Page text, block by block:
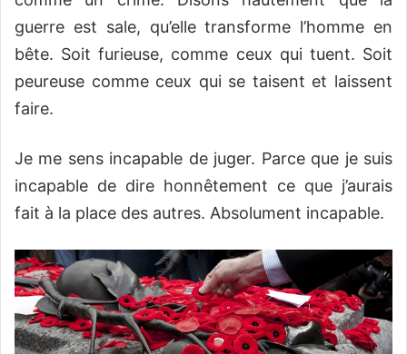
guerre est sale, qu’elle transforme l’homme en
bête. Soit furieuse, comme ceux qui tuent. Soit
peureuse comme ceux qui se taisent et laissent
faire.
Je me sens incapable de juger. Parce que je suis
incapable de dire honnêtement ce que j’aurais
fait à la place des autres. Absolument incapable.